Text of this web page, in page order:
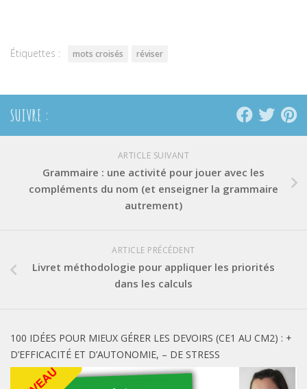
Étiquettes : mots croisés réviser
SUIVRE :
ARTICLE SUIVANT
Grammaire : une activité pour jouer avec les
compléments du nom (et enseigner la grammaire
autrement)
ARTICLE PRÉCÉDENT
Livret méthodologie pour appliquer les priorités
dans les calculs
100 IDÉES POUR MIEUX GÉRER LES DEVOIRS (CE1 AU CM2) : +
D’EFFICACITÉ ET D’AUTONOMIE, – DE STRESS